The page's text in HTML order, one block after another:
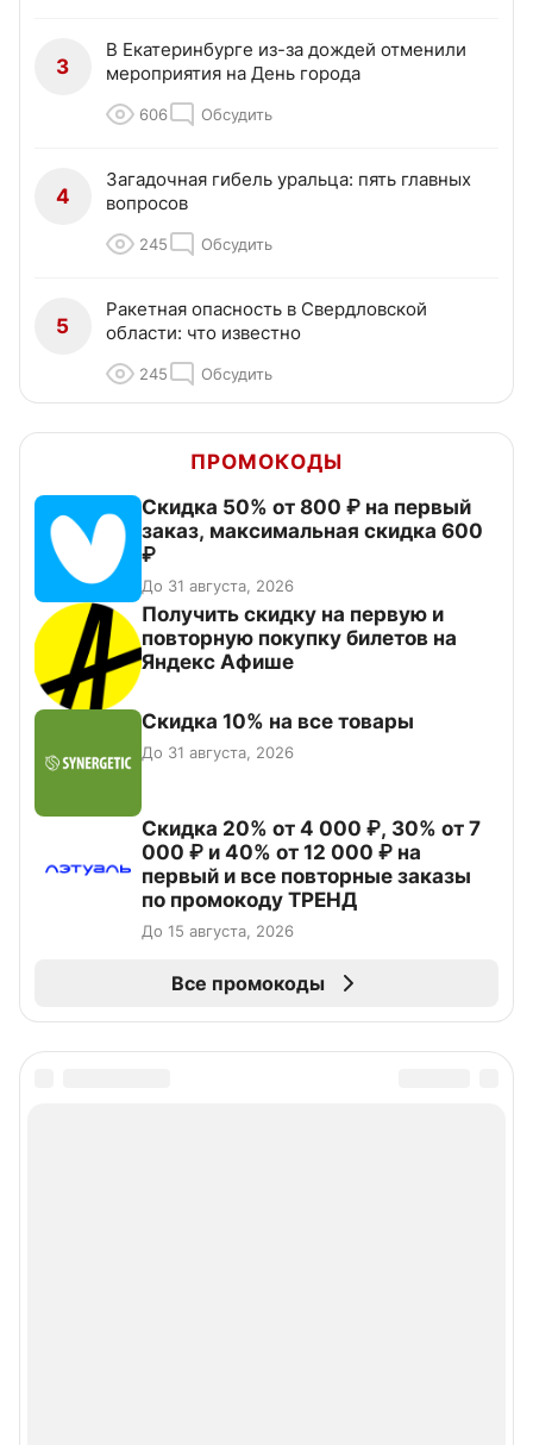
3
В Екатеринбурге из-за дождей отменили
мероприятия на День города
606 Обсудить
4
Загадочная гибель уральца: пять главных
вопросов
245 Обсудить
5
Ракетная опасность в Свердловской
области: что известно
245 Обсудить
ПРОМОКОДЫ
Скидка 50% от 800 ₽ на первый
заказ, максимальная скидка 600
₽
До 31 августа, 2026
Получить скидку на первую и
повторную покупку билетов на
Яндекс Афише
Скидка 10% на все товары
До 31 августа, 2026
Скидка 20% от 4 000 ₽, 30% от 7
000 ₽ и 40% от 12 000 ₽ на
первый и все повторные заказы
по промокоду ТРЕНД
До 15 августа, 2026
Все промокоды